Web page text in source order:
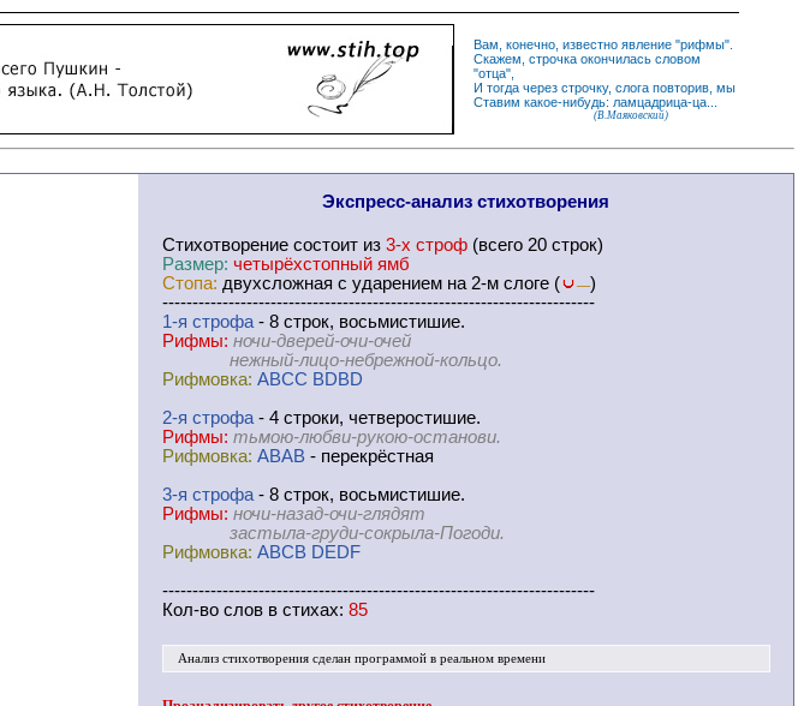
Вам, конечно, известно явление "рифмы".
Скажем, строчка окончилась словом
"отца",
И тогда через строчку, слога повторив, мы
Ставим какое-нибудь: ламцадрица-ца...
(В.Маяковский)
Экспресс-анализ стихотворения
Cтихотворение состоит из 3-х строф (всего 20 строк)
Размер: четырёхстопный ямб
Стопа: двухсложная с ударением на 2-м слоге ( —)
------------------------------------------------------------------------
1-я cтрофа - 8 строк, восьмистишие.
Рифмы: ночи-дверей-очи-очей
нежный-лицо-небрежной-кольцо.
Рифмовка: ABCC BDBD
2-я cтрофа - 4 строки, четверостишие.
Рифмы: тьмою-любви-рукою-останови.
Рифмовка: ABAB - перекрёстная
3-я cтрофа - 8 строк, восьмистишие.
Рифмы: ночи-назад-очи-глядят
застыла-груди-сокрыла-Погоди.
Рифмовка: ABCB DEDF
------------------------------------------------------------------------
Кол-во слов в стихах: 85
Анализ стихотворениясделан программой в реальном времени